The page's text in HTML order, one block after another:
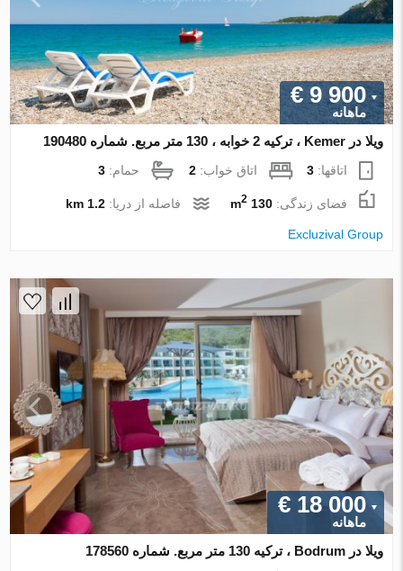
€ 9 900
ماهانه
ویلا در Kemer ، ترکیه 2 خوابه ، 130 متر مربع. شماره 190480
اتاقها:3 اتاق خواب:2 حمام:3
فضای زندگی:130 m
2 فاصله از دریا:1.2 km
Excluzival Group
€ 18 000
ماهانه
ویلا در Bodrum ، ترکیه 130 متر مربع. شماره 178560